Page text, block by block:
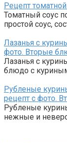
Рецепт
Томатный соус
простой соус,
Лазанья с
фото. Вторые
Лазанья с
блюдо с
Рубленые
рецепт с фото.
Рубленые
нежные и